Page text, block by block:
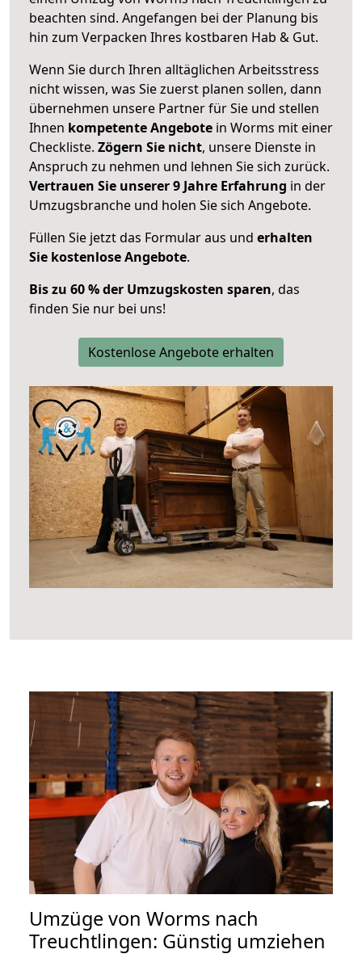
beachten sind. Angefangen bei der Planung bis
hin zum Verpacken Ihres kostbaren Hab & Gut.
Wenn Sie durch Ihren alltäglichen Arbeitsstress
nicht wissen, was Sie zuerst planen sollen, dann
übernehmen unsere Partner für Sie und stellen
Ihnen kompetente Angebote in Worms mit einer
Checkliste. Zögern Sie nicht, unsere Dienste in
Anspruch zu nehmen und lehnen Sie sich zurück.
Vertrauen Sie unserer 9 Jahre Erfahrung in der
Umzugsbranche und holen Sie sich Angebote.
Füllen Sie jetzt das Formular aus und erhalten
Sie kostenlose Angebote.
Bis zu 60 % der Umzugskosten sparen, das
finden Sie nur bei uns!
Kostenlose Angebote erhalten
Umzüge von Worms nach
Treuchtlingen: Günstig umziehen